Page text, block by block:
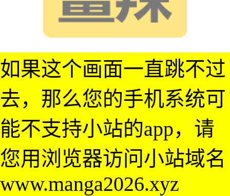
如果这个画面一直跳不过
去，那么您的手机系统可
能不支持小站的app，请
您用浏览器访问小站域名
www.manga2026.xyz